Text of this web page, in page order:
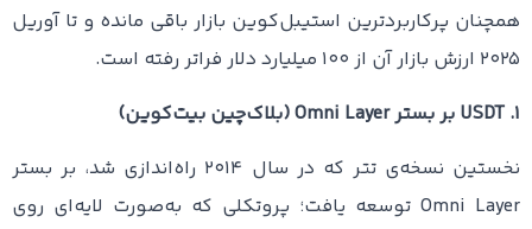
همچنان پرکاربردترین استیبل‌کوین بازار باقی مانده و تا آوریل
۲۰۲۵ ارزش بازار آن از ۱۰۰ میلیارد دلار فراتر رفته است.
۱. USDT بر بستر Omni Layer (بلاک‌چین بیت‌کوین)
نخستین نسخه‌ی تتر که در سال ۲۰۱۴ راه‌اندازی شد، بر بستر
Omni Layer توسعه یافت؛ پروتکلی که به‌صورت لایه‌ای روی